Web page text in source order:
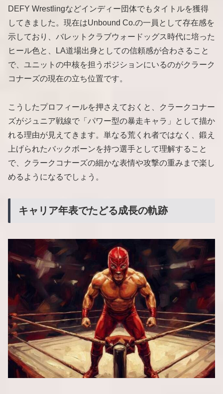
DEFY Wrestlingなどインディー団体でもタイトルを獲得
してきました。現在はUnbound Co.の一員として存在感を
示しており、バレットクラブウォードッグス時代に培った
ヒール色と、LA道場出身としての信頼感が合わさること
で、ユニットの中核を担うポジションにいるのがクラーク
コナーズの現在の立ち位置です。
こうしたプロフィールを押さえておくと、クラークコナー
ズがジュニア戦線で「パワー型の暴走キャラ」として描か
れる理由が見えてきます。単なる荒くれ者ではなく、鍛え
上げられたバックボーンを持つ選手として理解すること
で、クラークコナーズの細かな表情や攻撃の重みまで楽し
めるようになるでしょう。
キャリア年表でたどる成長の軌跡